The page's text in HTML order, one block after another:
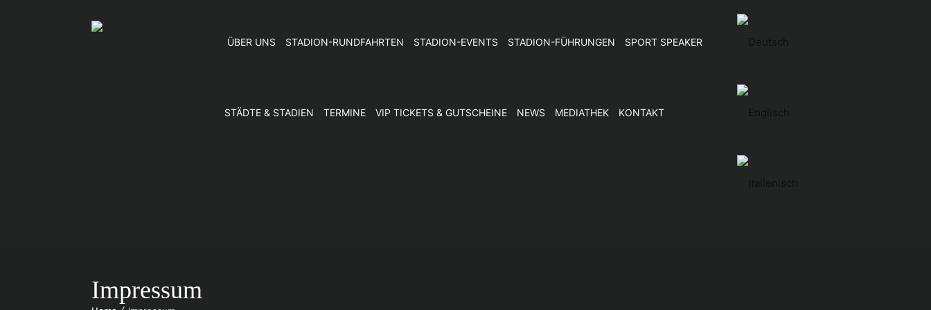
ÜBER UNS STADION-RUNDFAHRTEN STADION-EVENTS STADION-FÜHRUNGEN SPORT SPEAKER
STÄDTE & STADIEN TERMINE VIP TICKETS & GUTSCHEINE NEWS MEDIATHEK KONTAKT
Impressum